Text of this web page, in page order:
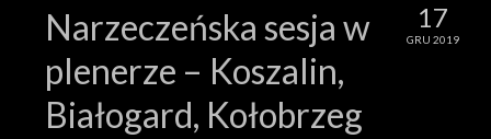
17
GRU 2019
Narzeczeńska sesja w
plenerze – Koszalin,
Białogard, Kołobrzeg